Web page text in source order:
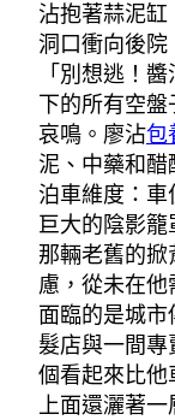
沾抱著蒜泥缸
洞口衝向後院
「別想逃！
下的所有空
哀鳴。廖沾包
泥、中藥和
泊車維度：車
巨大的陰影
那輛老舊的
慮，從未在
面臨的是城
髮店與一間
個看起來比他
上面還灑著